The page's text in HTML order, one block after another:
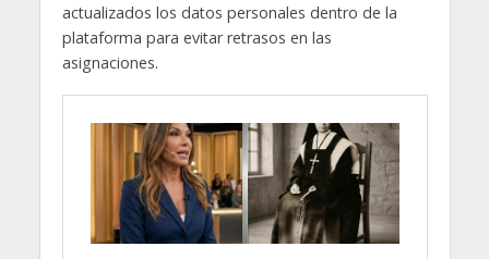
actualizados los datos personales dentro de la
plataforma para evitar retrasos en las
asignaciones.